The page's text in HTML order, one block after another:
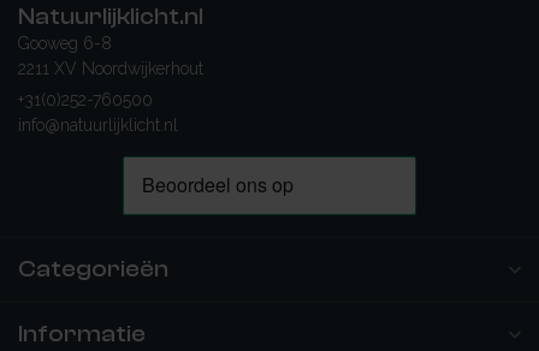
Natuurlijklicht.nl
Gooweg 6-8
2211 XV Noordwijkerhout
+31(0)252-760500
info@natuurlijklicht.nl
Categorieën
Informatie